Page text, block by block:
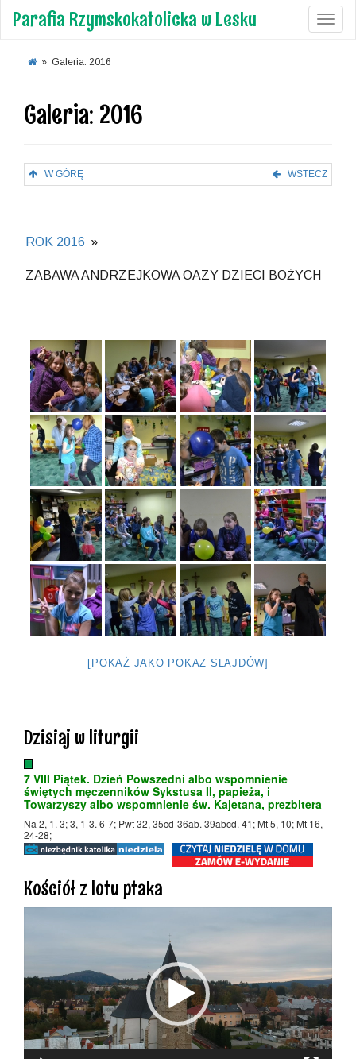
Parafia Rzymskokatolicka w Lesku
» Galeria: 2016
Galeria: 2016
W GÓRĘ WSTECZ
ROK 2016 »
ZABAWA ANDRZEJKOWA OAZY DZIECI BOŻYCH
[POKAŻ JAKO POKAZ SLAJDÓW]
Dzisiaj w liturgii
7 VIII Piątek. Dzień Powszedni albo wspomnienie
świętych męczenników Sykstusa II, papieża, i
Towarzyszy albo wspomnienie św. Kajetana, prezbitera
Na 2, 1. 3; 3, 1-3. 6-7; Pwt 32, 35cd-36ab. 39abcd. 41; Mt 5, 10; Mt 16,
24-28;
Kościół z lotu ptaka